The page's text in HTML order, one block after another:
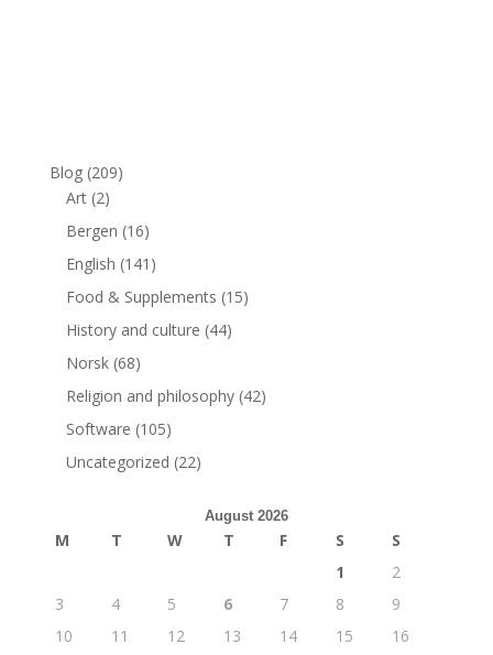
Blog(209)
Art(2)
Bergen (16)
English (141)
Food & Supplements (15)
History and culture (44)
Norsk(68)
Religion and philosophy(42)
Software (105)
Uncategorized (22)
August 2026
M T W T F S
S
1
2
3
4 5 6 7 8
9
10
11 12 13 14 15
16